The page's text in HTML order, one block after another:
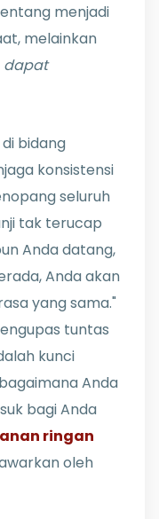
menjadi
melainkan
dapat
bidang
konsistensi
seluruh
tak terucap
Anda datang,
Anda akan
yang sama."
tuntas
kunci
Anda
bagi Anda
ringan
oleh